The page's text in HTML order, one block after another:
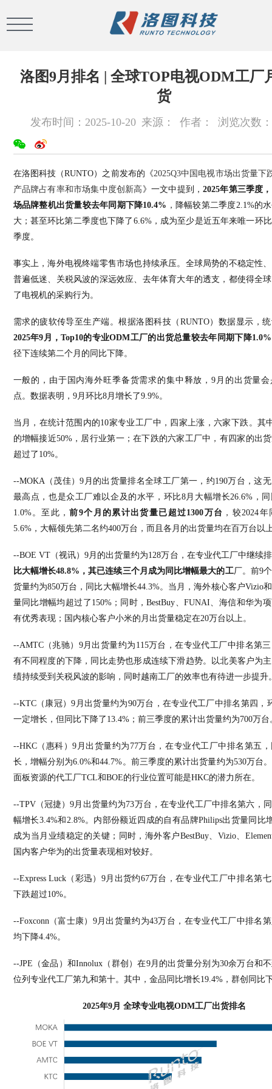
洛图9月排名 | 全球TOP电视ODM工厂
货
发布时间：2025-10-20 来源： 作者： 浏览次数
在洛图科技（RUNTO）之前发布的《2025Q3中国电视市场出货量下
产品牌占有率和市场集中度创新高 》一文中提到，2025年第三季度
场品牌整机出货量较去年同期下降10.4% ，降幅较第二季度2.1%的
大；甚至环比第二季度也下降了 6.6%，成为至少是近五年来唯一环
季度。
事实上，海外电视终端零售市场也持续承压。全球局势的不稳定性
普遍低迷、关税风波的深远效应、去年体育大年的透支，都使得全
了电视机的采购行为。
需求的疲软传导至生产端。根据洛图科技 （ RUNTO）数据显示，
2025年9 月，Top10的专业ODM工厂的出货总量较去年同期下降1.0%
径下连续第二个月的同比下降。
一般的，由于国内海外旺季备货需求的集中释放，9 月的出货量
点。数据表明， 9月 环比8月增长了9.9%。
当月，在统计范围内的10家专业工厂中，四家上涨，六家下跌。其
的增幅接近50%，居行业第一；在下跌的六家工厂中，有四家的出
超过了 10%。
--MOKA（茂佳）9 月的出货量排名全球工厂第一，约190万台，这
最高点，也是众工厂难以企及的水平，环比8月大幅增长26.6% ，
1.0%。至此，前9个月的累计出货量已超过1300万台 ，较2024年
5.6%，大幅领先第二名约400万台，而且各月的出货量均在百万台以
--BOE VT（视讯） 9月的出货量约为128万台，在专业代工厂中继续
比大幅增长48.8% ，其已连续三个月成为同比增幅最大的工厂。前9
货量约为850万台，同比大幅增长44.3%。当月，海外核心客户Vizio和
量同比增幅均超过了 150%；同时，BestBuy、FUNAI、海信和华为
有优秀表现；国内核心客户小米的月出货量稳定在20万台以上。
--AMTC（兆驰） 9月出货量约为 115万台，在专业代工厂中排名第
有不同程度的下降，同比走势也形成连续下滑趋势。以北美客户为
绩持续受到关税风波的影响，同时越南工厂的效率也有待进一步提升
--KTC（康冠）9 月出货量约为90万台，在专业代工厂中排名第四，
一定增长，但同比下降了 13.4%；前三季度的累计出货量约为700万台
--HKC（惠科）9 月出货量约为 77万台，在专业代工厂中排名第五
长，增幅分别为6.0%和44.7%。前三季度的累计出货量约为530万台
面板资源的代工厂TCL和BOE的行业位置可能是HKC的潜力所在。
--TPV（冠捷）9月出货量约为73万台，在专业代工厂中排名第六，
幅增长3.4%和 2.8%。内部份额近四成的自有品牌Philips出货量同比
成为当月业绩稳定的关键；同时，海外客户BestBuy、 Vizio、
国内客户华为的出货量表现相对较好。
--Express Luck（彩迅） 9月出货约67万台，在专业代工厂中排名第
下跌超过10%。
--Foxconn（富士康） 9月出货量约为43万台，在专业代工厂中排名
均下降4.4%。
--JPE （金品）和Innolux （群创）在9月的出货量分别为30余万台和
位列专业代工厂第九和第十。其中，金品同比增长19.4%，群创同比
2025年9月 全球专业电视ODM工厂出货排名